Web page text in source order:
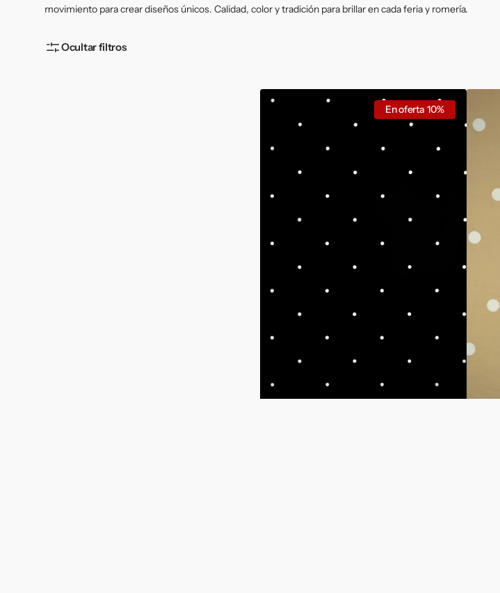
Fieltro
Malla
movimiento para crear diseños únicos. Calidad, color y tradición para brillar en cada feria y romería.
Ocultar filtros
Popelin
En oferta 10%
Popelín
con
1,8